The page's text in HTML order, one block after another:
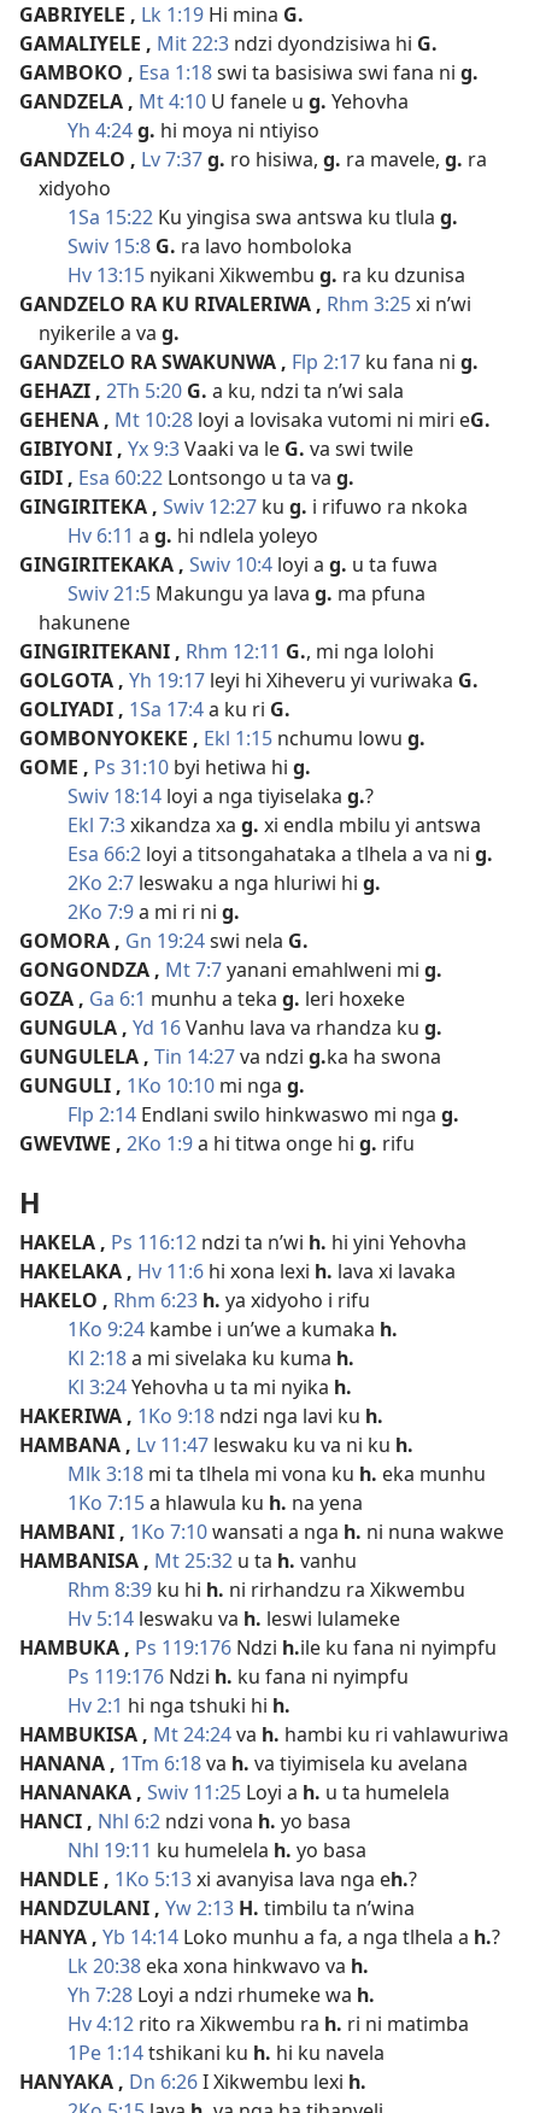
GABRIYELE , Lk 1:19 Hi mina G.
GAMALIYELE , Mit 22:3 ndzi dyondzisiwa hi G.
GAMBOKO , Esa 1:18swi ta basisiwa swi fana ni g.
GANDZELA , Mt 4:10 U fanele u g. Yehovha
Yh 4:24g. hi moya ni ntiyiso
GANDZELO , Lv 7:37g. ro hisiwa, g. ra mavele, g. ra
xidyoho
1Sa 15:22 Ku yingisa swa antswa ku tlula g.
Swiv 15:8 G. ra lavo homboloka
Hv 13:15 nyikani Xikwembu g. ra ku dzunisa
GANDZELO RA KU RIVALERIWA , Rhm 3:25xi n’wi
nyikerile a va g.
GANDZELO RA SWAKUNWA , Flp 2:17 ku fana ni g.
GEHAZI , 2Th 5:20 G. a ku, ndzi ta n’wi sala
GEHENA , Mt 10:28 loyi a lovisaka vutomi ni miri eG.
GIBIYONI , Yx 9:3Vaaki va le G. va swi twile
GIDI , Esa 60:22 Lontsongo u ta va g.
GINGIRITEKA , Swiv 12:27 ku g. i rifuwo ra nkoka
Hv 6:11 a g. hi ndlela yoleyo
GINGIRITEKAKA , Swiv 10:4 loyi a g. u ta fuwa
Swiv 21:5 Makungu ya lava g. ma pfuna
hakunene
GINGIRITEKANI , Rhm 12:11 G., mi nga lolohi
GOLGOTA , Yh 19:17 leyi hi Xiheveru yi vuriwaka G.
GOLIYADI , 1Sa 17:4a ku ri G.
GOMBONYOKEKE , Ekl 1:15 nchumu lowu g.
GOME , Ps 31:10 byi hetiwa hi g.
Swiv 18:14 loyi a nga tiyiselaka g.?
Ekl 7:3xikandza xa g. xi endla mbilu yi antswa
Esa 66:2 loyi a titsongahataka a tlhela a va ni g.
2Ko 2:7 leswaku a nga hluriwi hi g.
2Ko 7:9a mi ri ni g.
GOMORA , Gn 19:24swi nela G.
GONGONDZA , Mt 7:7yanani emahlweni mi g.
GOZA , Ga 6:1 munhu a teka g. leri hoxeke
GUNGULA , Yd 16Vanhu lava va rhandza ku g.
GUNGULELA , Tin 14:27va ndzi g.ka ha swona
GUNGULI , 1Ko 10:10 mi nga g.
Flp 2:14 Endlani swilo hinkwaswo mi nga g.
GWEVIWE , 2Ko 1:9a hi titwa onge hi g. rifu
H
HAKELA , Ps 116:12 ndzi ta n’wi h. hi yini Yehovha
HAKELAKA , Hv 11:6 hi xona lexi h. lava xi lavaka
HAKELO , Rhm 6:23 h. ya xidyoho i rifu
1Ko 9:24 kambe i un’we a kumaka h.
Kl 2:18a mi sivelaka ku kuma h.
Kl 3:24Yehovha u ta mi nyika h.
HAKERIWA , 1Ko 9:18 ndzi nga lavi ku h.
HAMBANA , Lv 11:47 leswaku ku va ni ku h.
Mlk 3:18 mi ta tlhela mi vona ku h. eka munhu
1Ko 7:15a hlawula ku h. na yena
HAMBANI , 1Ko 7:10wansati a nga h. ni nuna wakwe
HAMBANISA , Mt 25:32 u ta h. vanhu
Rhm 8:39 ku hi h. ni rirhandzu ra Xikwembu
Hv 5:14 leswaku va h. leswi lulameke
HAMBUKA , Ps 119:176 Ndzi h.ile ku fana ni nyimpfu
Ps 119:176 Ndzi h. ku fana ni nyimpfu
Hv 2:1 hi nga tshuki hi h.
HAMBUKISA , Mt 24:24va h. hambi ku ri vahlawuriwa
HANANA , 1Tm 6:18va h. va tiyimisela ku avelana
HANANAKA , Swiv 11:25 Loyi a h. u ta humelela
HANCI , Nhl 6:2 ndzi vona h. yo basa
Nhl 19:11 ku humelela h. yo basa
HANDLE , 1Ko 5:13xi avanyisa lava nga eh.?
HANDZULANI , Yw 2:13 H. timbilu ta n’wina
HANYA , Yb 14:14 Loko munhu a fa, a nga tlhela a h.?
Lk 20:38 eka xona hinkwavo va h.
Yh 7:28 Loyi a ndzi rhumeke wa h.
Hv 4:12 rito ra Xikwembu ra h. ri ni matimba
1Pe 1:14tshikani ku h. hi ku navela
HANYAKA , Dn 6:26I Xikwembu lexi h.